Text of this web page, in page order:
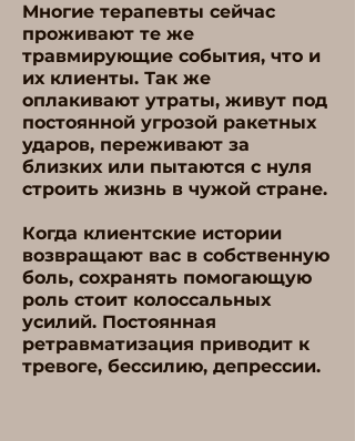
Многие терапевты сейчас
проживают те же
травмирующие события, что и
их клиенты. Так же
оплакивают утраты, живут под
постоянной угрозой ракетных
ударов, переживают за
близких или пытаются с нуля
строить жизнь в чужой стране.
Когда клиентские истории
возвращают вас в собственную
боль, сохранять помогающую
роль стоит колоссальных
усилий. Постоянная
ретравматизация приводит к
тревоге, бессилию, депрессии.